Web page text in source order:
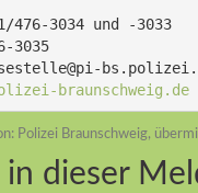
476-3034 und -3033
3035
braunschweig.de
Polizei Braunschweig,
in dieser